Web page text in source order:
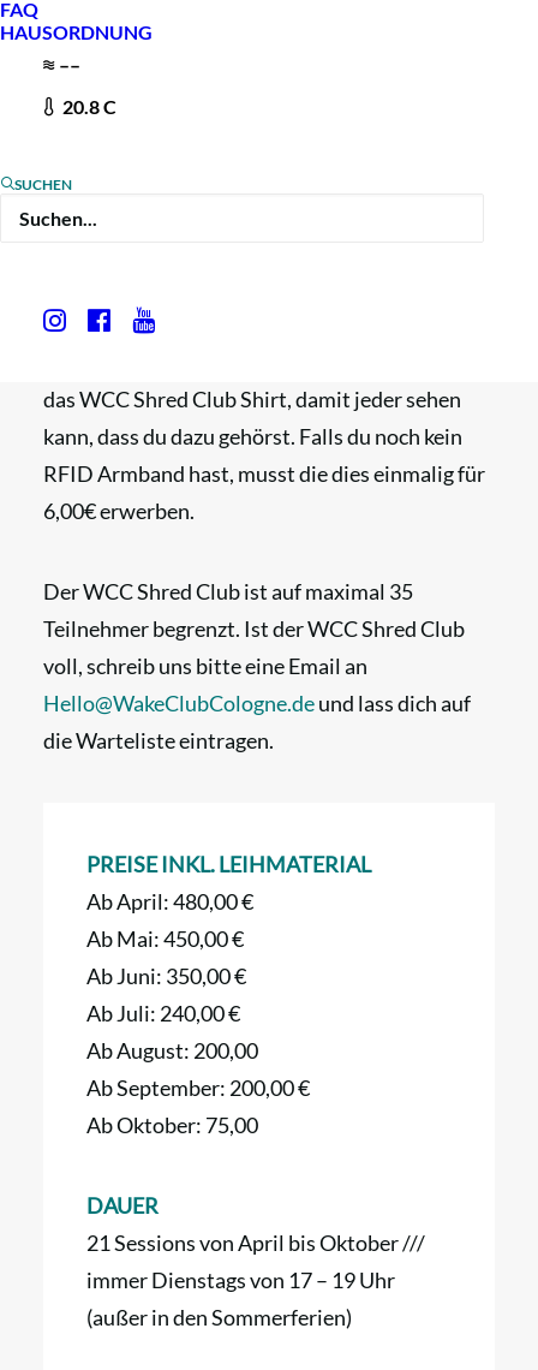
FAQ
HAUSORDNUNG
––
20.8C
SUCHEN
Der WCC Shred Club ist unsere Talentschmiede
Sommerferien). In insgesamt 22 Sessions
das WCC Shred Club Shirt, damit jeder sehen
kann, dass du dazu gehörst. Falls du noch kein
RFID Armband hast, musst die dies einmalig für
6,00€ erwerben.
Der WCC Shred Club ist auf maximal 35
Teilnehmer begrenzt. Ist der WCC Shred Club
voll, schreib uns bitte eine Email an
Hello@WakeClubCologne.deund lass dich auf
die Warteliste eintragen.
PREISE INKL. LEIHMATERIAL
Ab April: 480,00 €
Ab Mai: 450,00 €
Ab Juni: 350,00 €
Ab Juli: 240,00 €
Ab August: 200,00
Ab September: 200,00 €
Ab Oktober: 75,00
DAUER
21 Sessions von April bis Oktober ///
immer Dienstags von 17 – 19 Uhr
(außer in den Sommerferien)